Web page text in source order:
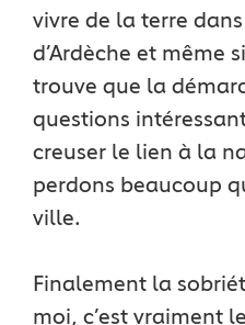
vivre de la terre
d’Ardèche et même
trouve que la
questions
creuser le lien à la
perdons beaucoup
ville.
Finalement la
moi, c’est vraiment